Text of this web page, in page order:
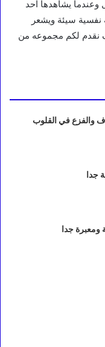
وعندما يشاهدها احد
نفسية سيئة ويشعر
لكم مجموعه من
والفزع في القلوب
جدا
ومعبرة جدا